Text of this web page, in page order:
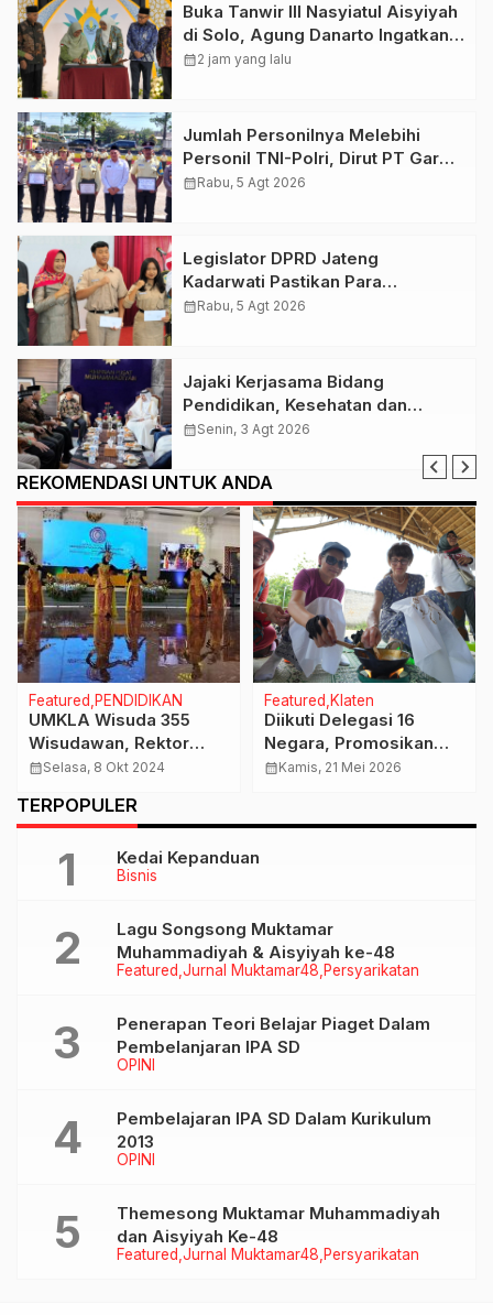
Buka Tanwir III Nasyiatul Aisyiyah
di Solo, Agung Danarto Ingatkan
Tigal Hal Ini Untuk Para Kader NA
calendar_month2 jam yang lalu
Jumlah Personilnya Melebihi
Personil TNI-Polri, Dirut PT Garda
Total Security Klaten Tegaskan
calendar_monthRabu, 5 Agt 2026
Legislator DPRD Jateng
Kadarwati Pastikan Para
Penerima Beasiswa PIP Aspirasi
calendar_monthRabu, 5 Agt 2026
Jajaki Kerjasama Bidang
Pendidikan, Kesehatan dan
Tenaga Kerja, PP Muhamamdiyah
Terima Kunjungan Dubes Qatar
calendar_monthSenin, 3 Agt 2026
REKOMENDASI UNTUK ANDA
Featured PENDIDIKAN
UMKLA Wisuda 355
Wisudawan, Rektor
Sebut Pembangunan
Segera Dimulai
calendar_monthSelasa, 8 Okt 2024
Featured Klaten
Diikuti Delegasi 16
Negara, Promosikan
Wisata Unggulan Klaten
calendar_monthKamis, 21 Mei 2026
TERPOPULER
Bisnis
Kedai Kepanduan
Featured Jurnal Muktamar48 Persyarikatan
Lagu Songsong Muktamar
Muhammadiyah & Aisyiyah ke-48
OPINI
Penerapan Teori Belajar Piaget Dalam
Pembelanjaran IPA SD
OPINI
Pembelajaran IPA SD Dalam Kurikulum
2013
Featured Jurnal Muktamar48 Persyarikatan
Themesong Muktamar Muhammadiyah
dan Aisyiyah Ke-48